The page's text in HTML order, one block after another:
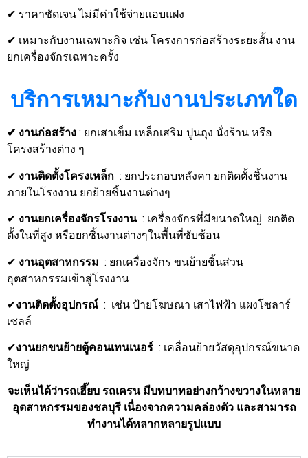
✔ ราคาชัดเจน ไม่มีค่าใช้จ่ายแอบแฝง
✔ เหมาะกับงานเฉพาะกิจ เช่น โครงการก่อสร้างระยะสั้น งาน
ยกเครื่องจักรเฉพาะครั้ง
บริการเหมาะกับงานประเภทใด
✔ งานก่อสร้าง : ยกเสาเข็ม เหล็กเสริม ปูนถุง นั่งร้าน หรือ
โครงสร้างต่าง ๆ
✔ งานติดตั้งโครงเหล็ก : ยกประกอบหลังคา ยกติดตั้งชิ้นงาน
ภายในโรงงาน ยกย้ายชิ้นงานต่างๆ
✔ งานยกเครื่องจักรโรงงาน: เครื่องจักรที่มีขนาดใหญ่ ยกติด
ตั้งในที่สูง หรือยกชิ้นงานต่างๆในพื้นที่ซับซ้อน
✔ งานอุตสาหกรรม : ยกเครื่องจักร ขนย้ายชิ้นส่วน
อุตสาหกรรมเข้าสู่โรงงาน
✔งานติดตั้งอุปกรณ์ : เช่น ป้ายโฆษณา เสาไฟฟ้า แผงโซลาร์
เซลล์
✔งานยกขนย้ายตู้คอนเทนเนอร์ : เคลื่อนย้ายวัสดุอุปกรณ์ขนาด
ใหญ่
จะเห็นได้ว่ารถเฮี๊ยบ รถเครน มีบทบาทอย่างกว้างขวางในหลาย
อุตสาหกรรมของชลบุรี เนื่องจากความคล่องตัว และสามารถ
ทำงานได้หลากหลายรูปแบบ